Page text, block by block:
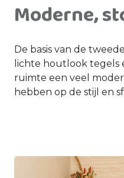
Moderne,
De basis van de
lichte houtlook tegels
ruimte een veel
hebben op de stijl en